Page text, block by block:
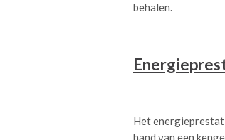
behalen.
Het
hand van een